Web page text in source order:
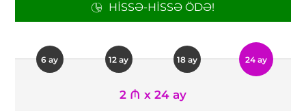
HISSƏ-HISSƏ ÖDƏ!
6 ay 12 ay 18 ay 24 ay
2 ₼ x 24 ay